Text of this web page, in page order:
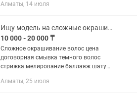
Алматы, 14 июля
Ищу модель на сложные окрашивания
10 000 - 20 000 ₸
Сложное окрашивание волос цена
договорная смывка темного волос
стрижка мелирование баллаяж шатуш
окрашивание контуринг цена зависит
Алматы, 25 июля